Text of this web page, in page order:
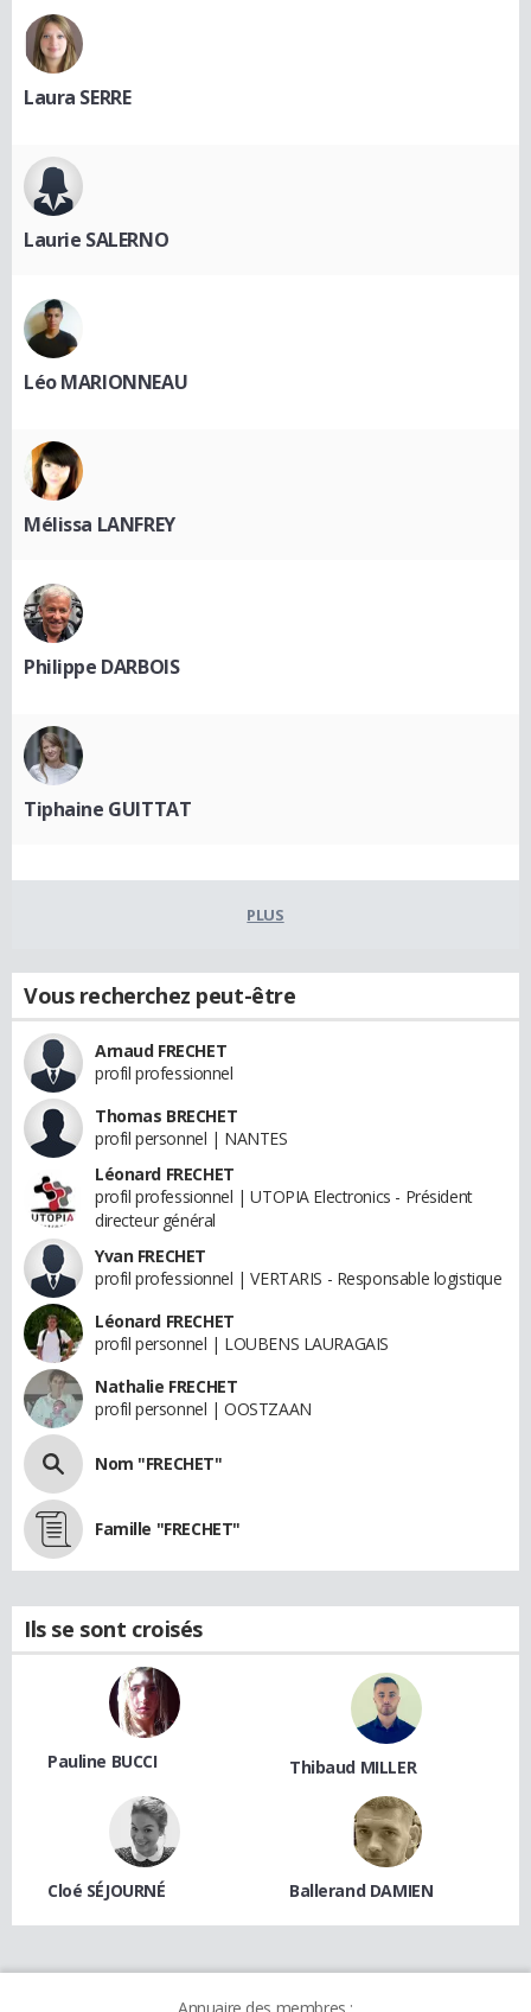
Laura SERRE
Laurie SALERNO
Léo MARIONNEAU
Mélissa LANFREY
Philippe DARBOIS
Tiphaine GUITTAT
PLUS
Vous recherchez peut-être
Arnaud FRECHET
profil professionnel
Thomas BRECHET
profil personnel | NANTES
Léonard FRECHET
profil professionnel | UTOPIA Electronics - Président
directeur général
Yvan FRECHET
profil professionnel | VERTARIS - Responsable logistique
Léonard FRECHET
profil personnel | LOUBENS LAURAGAIS
Nathalie FRECHET
profil personnel | OOSTZAAN
Nom "FRECHET"
Famille "FRECHET"
Ils se sont croisés
Pauline BUCCI Thibaud MILLER
Cloé SÉJOURNÉ Ballerand DAMIEN